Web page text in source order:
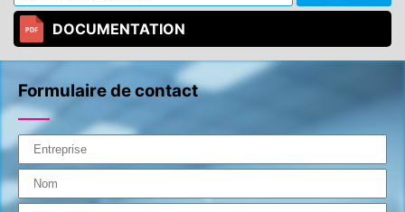
DOCUMENTATION
Formulaire de contact